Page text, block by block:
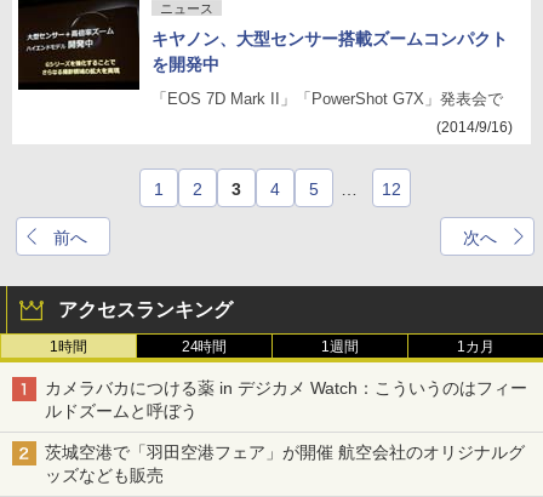
ニュース
キヤノン、大型センサー搭載ズームコンパクト
を開発中
「EOS 7D Mark II」「PowerShot G7X」発表会で
(2014/9/16)
前へ
1 2 3 4 5 12
次へ
アクセスランキング
1時間 24時間 1週間 1カ月
カメラバカにつける薬 in デジカメ Watch：こういうのはフィー
ルドズームと呼ぼう
茨城空港で「羽田空港フェア」が開催 航空会社のオリジナルグ
ッズなども販売